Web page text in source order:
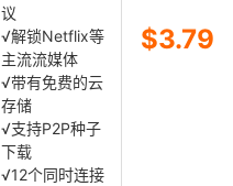
议
√解锁Netflix等
主流流媒体
√带有免费的云
存储
√支持P2P种子
下载
√12个同时连接
$3.79